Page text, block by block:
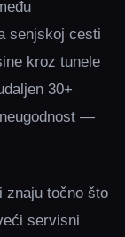
senjskoj cesti
kroz tunele
30+
—
znaju točno što
servisni